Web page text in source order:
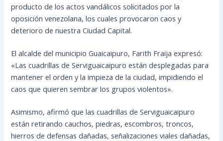
producto de los actos vandálicos solicitados por la
oposición venezolana, los cuales provocaron caos y
deterioro de nuestra Ciudad Capital.
El alcalde del municipio Guaicaipuro, Farith Fraija expresó:
«Las cuadrillas de Serviguaicaipuro están desplegadas para
mantener el orden y la impieza de la ciudad, impidiendo el
caos que quieren sembrar los grupos violentos».
Asimismo, afirmó que las cuadrillas de Serviguaicaipuro
están retirando cauchos, piedras, escombros, troncos,
hierros de defensas dañadas, señalizaciones viales dañadas,